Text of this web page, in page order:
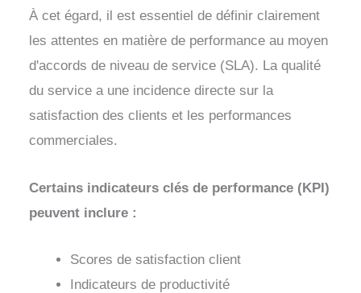
À cet égard, il est essentiel de définir clairement
les attentes en matière de performance au moyen
d'accords de niveau de service (SLA). La qualité
du service a une incidence directe sur la
satisfaction des clients et les performances
commerciales.
Certains indicateurs clés de performance (KPI)
peuvent inclure :
Scores de satisfaction client
Indicateurs de productivité